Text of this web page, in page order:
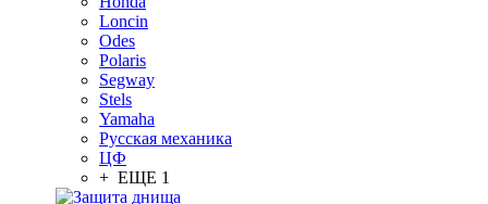
Loncin
Odes
Polaris
Segway
Stels
Yamaha
Русская механика
ЦФ
+ ЕЩЕ 1